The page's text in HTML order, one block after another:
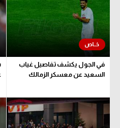
في الجول يكشف تفاصيل غياب
السعيد عن معسكر الزمالك